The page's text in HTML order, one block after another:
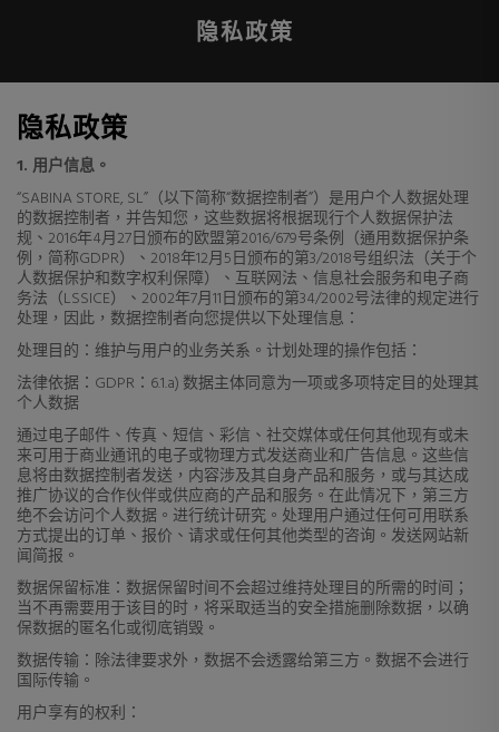
隐私政策
隐私政策
1. 用户信息。
“SABINA STORE, SL”（以下简称“数据控制者”）是用户个人数据处理
的数据控制者，并告知您，这些数据将根据现行个人数据保护法
规、2016年4月27日颁布的欧盟第2016/679号条例（通用数据保护条
例，简称GDPR）、2018年12月5日颁布的第3/2018号组织法（关于个
人数据保护和数字权利保障）、互联网法、信息社会服务和电子商
务法（LSSICE）、2002年7月11日颁布的第34/2002号法律的规定进行
处理，因此，数据控制者向您提供以下处理信息：
处理目的：维护与用户的业务关系。计划处理的操作包括：
法律依据：GDPR：6.1.a) 数据主体同意为一项或多项特定目的处理其
个人数据
通过电子邮件、传真、短信、彩信、社交媒体或任何其他现有或未
来可用于商业通讯的电子或物理方式发送商业和广告信息。这些信
息将由数据控制者发送，内容涉及其自身产品和服务，或与其达成
推广协议的合作伙伴或供应商的产品和服务。在此情况下，第三方
绝不会访问个人数据。进行统计研究。处理用户通过任何可用联系
方式提出的订单、报价、请求或任何其他类型的咨询。发送网站新
闻简报。
数据保留标准：数据保留时间不会超过维持处理目的所需的时间；
当不再需要用于该目的时，将采取适当的安全措施删除数据，以确
保数据的匿名化或彻底销毁。
数据传输： 除法律要求外，数据不会透露给第三方。数据不会进行
国际传输。
用户享有的权利：